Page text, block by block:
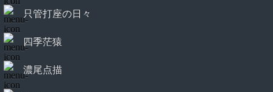
只管打座の日々
四季茫猿
濃尾点描